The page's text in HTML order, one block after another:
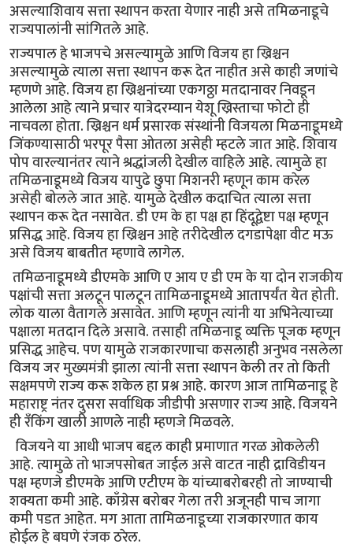
असल्याशिवाय सत्ता स्थापन करता येणार नाही असे तमिळनाडूचे
राज्यपालांनी सांगितले आहे.
राज्यपाल हे भाजपचे असल्यामुळे आणि विजय हा ख्रिश्चन
असल्यामुळे त्याला सत्ता स्थापन करू देत नाहीत असे काही जणांचे
म्हणणे आहे. विजय हा ख्रिश्चनांच्या एकगठ्ठा मतदानावर निवडून
आलेला आहे त्याने प्रचार यात्रेदरम्यान येशू ख्रिस्ताचा फोटो ही
नाचवला होता. ख्रिश्चन धर्म प्रसारक संस्थांनी विजयला मिळनाडूमध्ये
जिंकण्यासाठी भरपूर पैसा ओतला असेही म्हटले जात आहे. शिवाय
पोप वारल्यानंतर त्याने श्रद्धांजली देखील वाहिले आहे. त्यामुळे हा
तमिळनाडूमध्ये विजय यापुढे छुपा मिशनरी म्हणून काम करेल
असेही बोलले जात आहे. यामुळे देखील कदाचित त्याला सत्ता
स्थापन करू देत नसावेत. डी एम के हा पक्ष हा हिंदूद्वेष्टा पक्ष म्हणून
प्रसिद्ध आहे. विजय हा ख्रिश्चन आहे तरीदेखील दगडापेक्षा वीट मऊ
असे विजय बाबतीत म्हणावे लागेल.
तमिळनाडूमध्ये डीएमके आणि ए आय ए डी एम के या दोन राजकीय
पक्षांची सत्ता अलटून पालटून तामिळनाडूमध्ये आतापर्यंत येत होती.
लोक याला वैतागले असावेत. आणि म्हणून त्यांनी या अभिनेत्याच्या
पक्षाला मतदान दिले असावे. तसाही तमिळनाडू व्यक्ति पूजक म्हणून
प्रसिद्ध आहेच. पण यामुळे राजकारणाचा कसलाही अनुभव नसलेला
विजय जर मुख्यमंत्री झाला त्यांनी सत्ता स्थापन केली तर तो किती
सक्षमपणे राज्य करू शकेल हा प्रश्न आहे. कारण आज तामिळनाडू हे
महाराष्ट्र नंतर दुसरा सर्वाधिक जीडीपी असणार राज्य आहे. विजयने
ही रँकिंग खाली आणले नाही म्हणजे मिळवले.
विजयने या आधी भाजप बद्दल काही प्रमाणात गरळ ओकलेली
आहे. त्यामुळे तो भाजपसोबत जाईल असे वाटत नाही द्राविडीयन
पक्ष म्हणजे डीएमके आणि एटीएम के यांच्याबरोबरही तो जाण्याची
शक्यता कमी आहे. काँग्रेस बरोबर गेला तरी अजूनही पाच जागा
कमी पडत आहेत. मग आता तामिळनाडूच्या राजकारणात काय
होईल हे बघणे रंजक ठरेल.